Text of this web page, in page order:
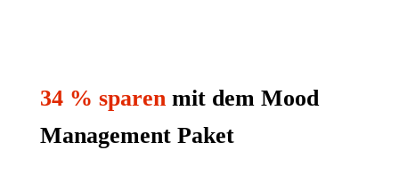
34 % sparenmit dem Mood
Management Paket